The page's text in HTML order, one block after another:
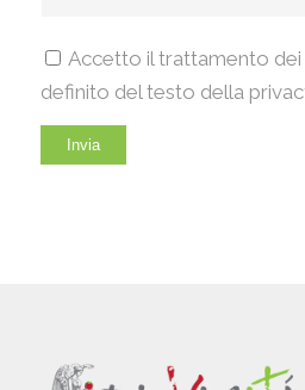
Accetto il trattamento
definito del testo della